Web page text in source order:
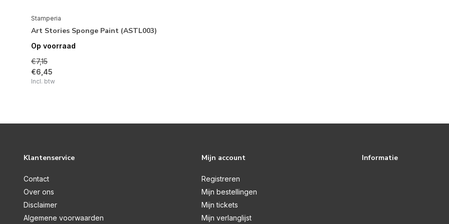
Stamperia
Art Stories Sponge Paint (ASTL003)
Op voorraad
€7,15
€6,45
Incl. btw
Klantenservice
Contact
Over ons
Disclaimer
Algemene voorwaarden
Mijn account
Registreren
Mijn bestellingen
Mijn tickets
Mijn verlanglijst
Informatie